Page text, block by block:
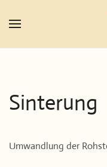
Zum Hauptinhalt
Sinterung
Umwandlung der